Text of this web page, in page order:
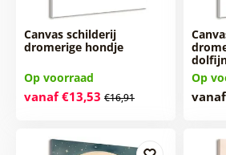
Canvas schilderij
dromerige hondje
Op voorraad
vanaf €13,53 €16,91
Op